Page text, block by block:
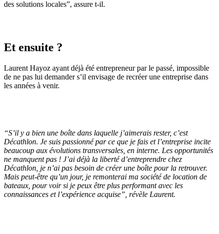
des solutions locales”, assure t-il.
Et ensuite ?
Laurent Hayoz ayant déjà été entrepreneur par le passé, impossible
de ne pas lui demander s’il envisage de recréer une entreprise dans
les années à venir.
“S’il y a bien une boîte dans laquelle j’aimerais rester, c’est
Décathlon. Je suis passionné par ce que je fais et l’entreprise incite
beaucoup aux évolutions transversales, en interne. Les opportunités
ne manquent pas ! J’ai déjà la liberté d’entreprendre chez
Décathlon, je n’ai pas besoin de créer une boîte pour la retrouver.
Mais peut-être qu’un jour, je remonterai ma société de location de
bateaux, pour voir si je peux être plus performant avec les
connaissances et l’expérience acquise”, révèle Laurent.